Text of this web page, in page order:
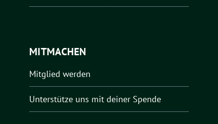
MITMACHEN
Mitglied werden
Unterstütze uns mit deiner Spende